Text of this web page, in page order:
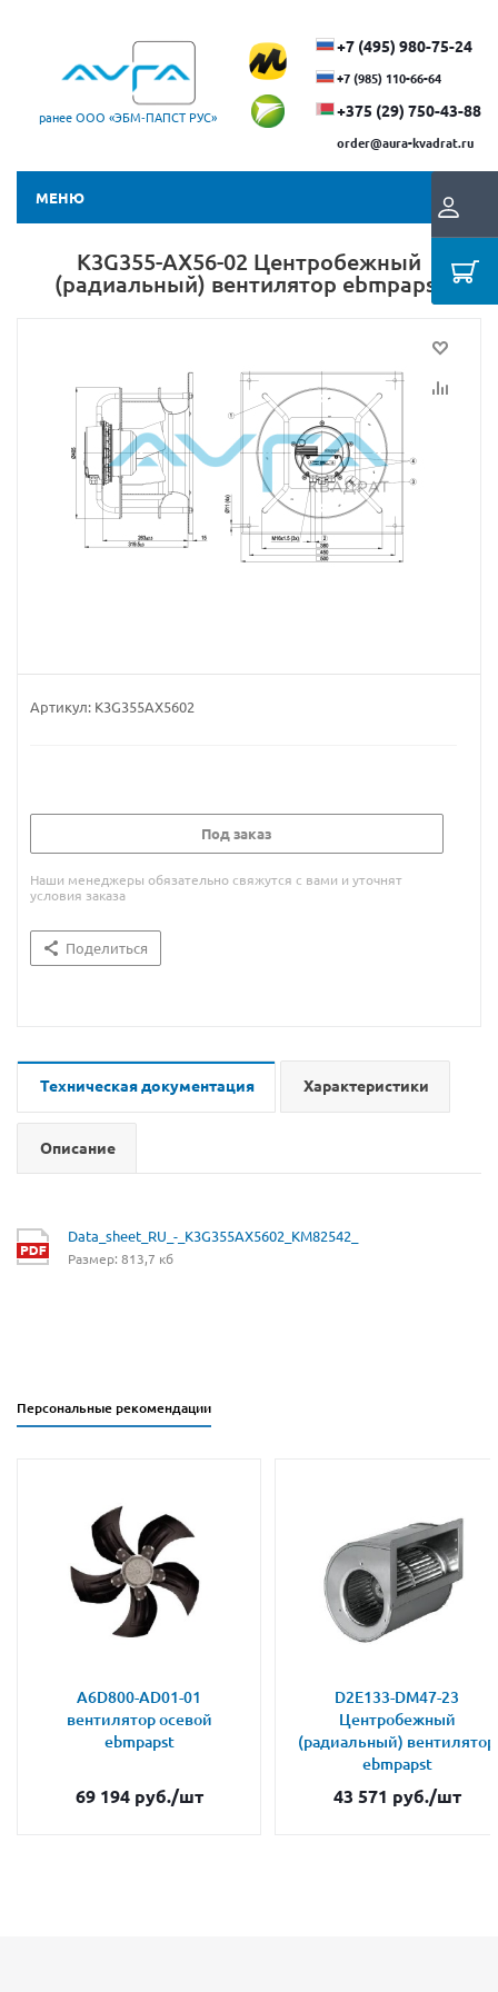
ранее ООО «ЭБМ‑ПАПСТ РУС»
+7 (495) 980-75-24
+7 (985) 110-66-64
+375 (29) ​750-43-88
order@aura-kvadrat.ru
МЕНЮ
K3G355-AX56-02 Центробежный
(радиальный) вентилятор ebmpapst
Артикул: K3G355AX5602
Под заказ
Наши менеджеры обязательно свяжутся с вами и уточнят
условия заказа
Поделиться
Техническая документация Характеристики
Описание
Data_sheet_RU_-_K3G355AX5602_KM82542_
Размер: 813,7 кб
Персональные рекомендации
A6D800-AD01-01
вентилятор осевой
ebmpapst
69 194руб./шт
D2E133-DM47-23
Центробежный
(радиальный) вентилятор
ebmpapst
43 571 руб./шт